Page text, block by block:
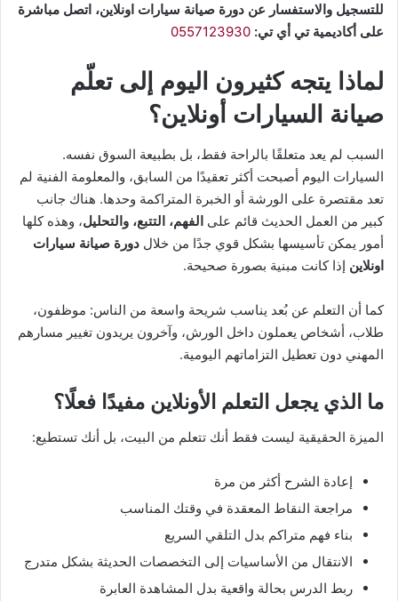
للتسجيل والاستفسار عن دورة صيانة سيارات اونلاين، اتصل مباشرة
على أكاديمية تي أي تي: 0557123930
لماذا يتجه كثيرون اليوم إلى تعلّم
صيانة السيارات أونلاين؟
السبب لم يعد متعلقًا بالراحة فقط، بل بطبيعة السوق نفسه.
السيارات اليوم أصبحت أكثر تعقيدًا من السابق، والمعلومة الفنية لم
تعد مقتصرة على الورشة أو الخبرة المتراكمة وحدها. هناك جانب
كبير من العمل الحديث قائم على الفهم، التتبع، والتحليل، وهذه كلها
أمور يمكن تأسيسها بشكل قوي جدًا من خلال دورة صيانة سيارات
اونلاين إذا كانت مبنية بصورة صحيحة.
كما أن التعلم عن بُعد يناسب شريحة واسعة من الناس: موظفون،
طلاب، أشخاص يعملون داخل الورش، وآخرون يريدون تغيير مسارهم
المهني دون تعطيل التزاماتهم اليومية.
ما الذي يجعل التعلم الأونلاين مفيدًا فعلًا؟
الميزة الحقيقية ليست فقط أنك تتعلم من البيت، بل أنك تستطيع:
إعادة الشرح أكثر من مرة
مراجعة النقاط المعقدة في وقتك المناسب
بناء فهم متراكم بدل التلقي السريع
الانتقال من الأساسيات إلى التخصصات الحديثة بشكل متدرج
ربط الدرس بحالة واقعية بدل المشاهدة العابرة